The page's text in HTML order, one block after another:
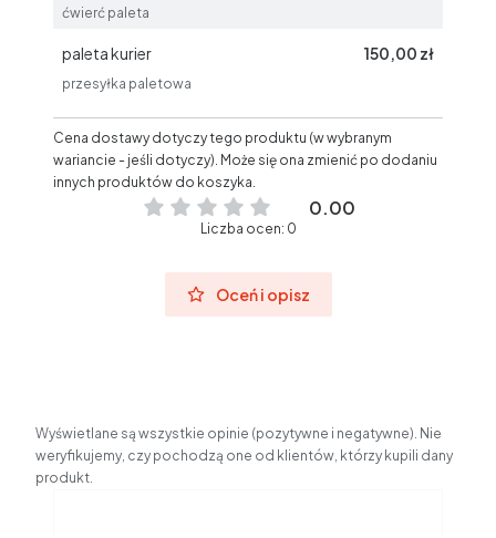
ćwierć paleta
paleta kurier 150,00 zł
przesyłka paletowa
Cena dostawy dotyczy tego produktu (w wybranym
wariancie - jeśli dotyczy). Może się ona zmienić po dodaniu
innych produktów do koszyka.
0.00
Liczba ocen: 0
Oceń i opisz
Wyświetlane są wszystkie opinie (pozytywne i negatywne). Nie
weryfikujemy, czy pochodzą one od klientów, którzy kupili dany
produkt.